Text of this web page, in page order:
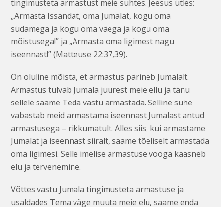
tingimusteta armastust meie suhtes. Jeesus ütles:
„Armasta Issandat, oma Jumalat, kogu oma
südamega ja kogu oma väega ja kogu oma
mõistusega!” ja „Armasta oma ligimest nagu
iseennast!” (Matteuse 22:37,39).
On oluline mõista, et armastus pärineb Jumalalt.
Armastus tulvab Jumala juurest meie ellu ja tänu
sellele saame Teda vastu armastada.Selline suhe
vabastab meid armastama iseennast Jumalast antud
armastusega – rikkumatult.Alles siis, kui armastame
Jumalat ja iseennast siiralt, saame tõeliselt armastada
oma ligimesi.Selle imelise armastuse vooga kaasneb
elu ja tervenemine.
Võttes vastu Jumala tingimusteta armastuse ja
usaldades Tema väge muuta meie elu, saame enda